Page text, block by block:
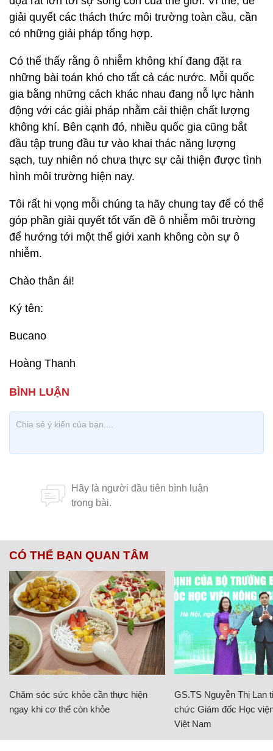
giải quyết các thách thức môi trường toàn cầu, cần
có những giải pháp tổng hợp.
Có thể thấy rằng ô nhiễm không khí đang đặt ra
những bài toán khó cho tất cả các nước. Mỗi quốc
gia bằng những cách khác nhau đang nỗ lực hành
động với các giải pháp nhằm cải thiện chất lượng
không khí. Bên cạnh đó, nhiều quốc gia cũng bắt
đầu tập trung đầu tư vào khai thác năng lượng
sạch, tuy nhiên nó chưa thực sự cải thiện được tình
hình môi trường hiện nay.
Tôi rất hi vọng mỗi chúng ta hãy chung tay để có thể
góp phần giải quyết tốt vấn đề ô nhiễm môi trường
để hướng tới một thế giới xanh không còn sự ô
nhiễm.
Chào thân ái!
Ký tên:
Bucano
Hoàng Thanh
CÓ THỂ BẠN QUAN TÂM
Chăm sóc sức khỏe cần thực hiện
ngay khi cơ thể còn khỏe
GS.TS Nguyễn Thị Lan
chức Giám đốc Học
Việt Nam